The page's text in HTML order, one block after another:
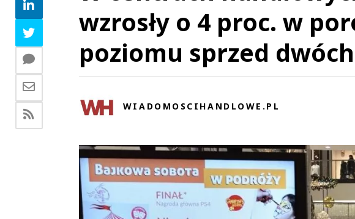
wzrosły o 4 proc. w
poziomu sprzed
WIADOMOSCIHANDLOWE.PL